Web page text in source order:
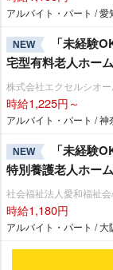
アルバイト・パート / 愛
NEW
「未経験
宅型有料老人ホー
株式会社エクセルシオ
時給1,225円～
アルバイト・パート / 神
NEW
「未経験
特別養護老人ホー
社会福祉法人愛和福祉
時給1,180円
アルバイト・パート / 大